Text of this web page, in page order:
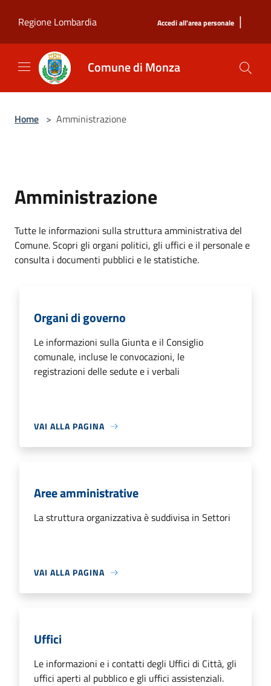
Regione Lombardia
Accedi all'area personale |
Comune di Monza
Home > Amministrazione
Amministrazione
Tutte le informazioni sulla struttura amministrativa del
Comune. Scopri gli organi politici, gli uffici e il personale e
consulta i documenti pubblici e le statistiche.
Organi di governo
Le informazioni sulla Giunta e il Consiglio
comunale, incluse le convocazioni, le
registrazioni delle sedute e i verbali
VAI ALLA PAGINA
Aree amministrative
La struttura organizzativa è suddivisa in Settori
VAI ALLA PAGINA
Uffici
Le informazioni e i contatti degli Uffici di Città, gli
uffici aperti al pubblico e gli uffici assistenziali.